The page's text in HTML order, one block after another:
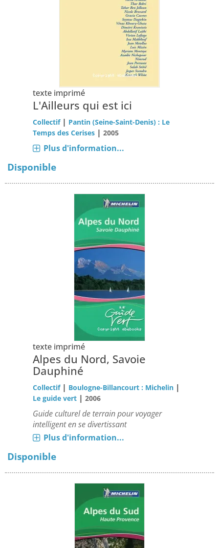
texte imprimé
L'Ailleurs qui est ici
Collectif | Pantin (Seine-Saint-Denis) : Le
Temps des Cerises |2005
Plus d'information...
Disponible
texte imprimé
Alpes du Nord, Savoie
Dauphiné
Collectif | Boulogne-Billancourt : Michelin |
Le guide vert |2006
Guide culturel de terrain pour voyager
intelligent en se divertissant
Plus d'information...
Disponible